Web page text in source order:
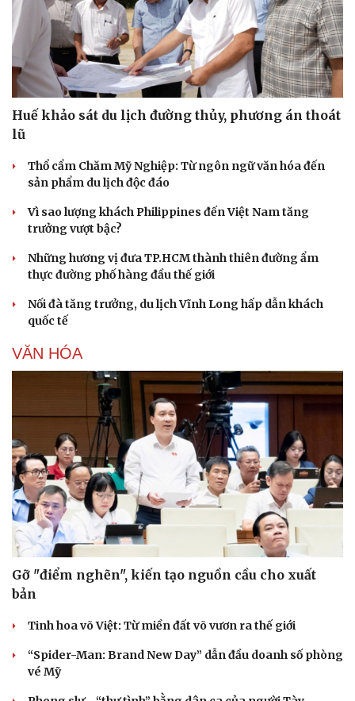
Sản phụ khoa
Nhi khoa
Nam khoa
Làm đẹp - giảm cân
Phòng mạch online
Ăn sạch sống khỏe
Tình yêu - Gia đình
Huế khảo sát du lịch đường thủy, phương án thoát
lũ
Thổ cẩm Chăm Mỹ Nghiệp: Từ ngôn ngữ văn hóa đến
sản phẩm du lịch độc đáo
Vì sao lượng khách Philippines đến Việt Nam tăng
trưởng vượt bậc?
Những hương vị đưa TP.HCM thành thiên đường ẩm
thực đường phố hàng đầu thế giới
Nối đà tăng trưởng, du lịch Vĩnh Long hấp dẫn khách
quốc tế
VĂN HÓA
Gỡ "điểm nghẽn", kiến tạo nguồn cầu cho xuất
bản
Tinh hoa võ Việt: Từ miền đất võ vươn ra thế giới
“Spider-Man: Brand New Day” dẫn đầu doanh số phòng
vé Mỹ